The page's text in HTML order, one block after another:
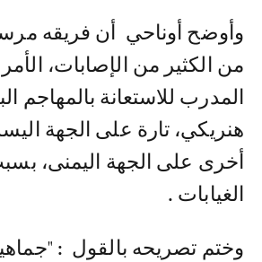
وأوضح أوناحي أن فريقه
من الكثير من الإصابات،
المدرب للاستعانة بالمهاجم
هنريكي، تارة على الجهة
أخرى على الجهة اليمنى،
الغيابات .
وختم تصريحه بالقول :